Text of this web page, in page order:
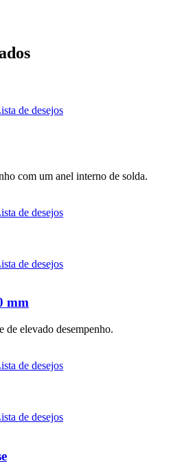
de desejos
com um anel interno de solda.
de desejos
de desejos
mm
de elevado desempenho.
de desejos
de desejos